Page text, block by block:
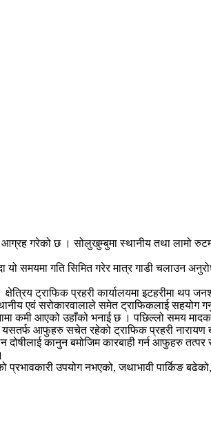
गरेको छ । सोलुखुम्बुमा स्थानीय तथा लामो
समयमा गति सिमित गरेर मात्र गाडी चलाउन
ट्राफिक प्रहरी कार्यालयमा इटहरीमा थप
एवं सरोकारवालाले समेत ट्राफिकलाई सहयोग
कमी आएको उहाँको भनाई छ । पछिल्लो समय
यसतर्फ आफुहरु सचेत रहेको ट्राफिक प्रहरी
दोषीलाई कानुन बमोजिम कारबाही गर्न आफुहरु
उपयोग नभएको, जथाभावी पार्किङ